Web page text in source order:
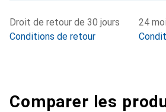
Droit de retour de 30 jours
Conditions de retour
24
Comparer les